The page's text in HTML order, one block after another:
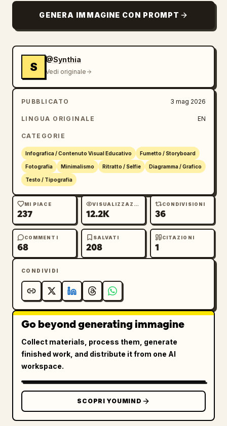
GENERA IMMAGINE CON PROMPT
S
@Synthia
Vedi originale
PUBBLICATO 3 mag 2026
LINGUA ORIGINALE EN
CATEGORIE
Infografica / Contenuto Visual Educativo Fumetto / Storyboard
Fotografia Minimalismo Ritratto / Selfie Diagramma / Grafico
Testo / Tipografia
MI PIACE
237
VISUALIZZAZIONI
12.2K
CONDIVISIONI
36
COMMENTI
68
SALVATI
208
CITAZIONI
1
CONDIVIDI
Go beyond generating immagine
Collect materials, process them, generate
finished work, and distribute it from one AI
workspace.
SCOPRI YOUMIND